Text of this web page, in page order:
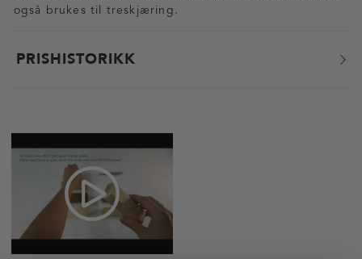
også brukes til treskjæring.
PRISHISTORIKK